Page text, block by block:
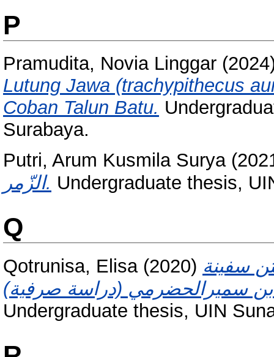
P
Pramudita, Novia Linggar
Lutung Jawa (trachypithecus
Coban Talun Batu.
Surabaya.
Putri, Arum Kusmila Surya
الزّمر. Undergraduate thesis,
Q
Qotrunisa, Elisa(2020) سفينة
Undergraduate thesis, UIN